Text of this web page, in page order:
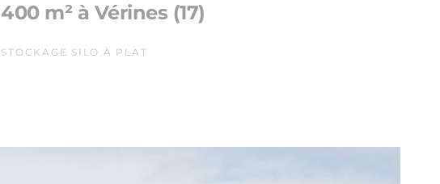
400 m² à Vérines (17)
STOCKAGE SILO À PLAT